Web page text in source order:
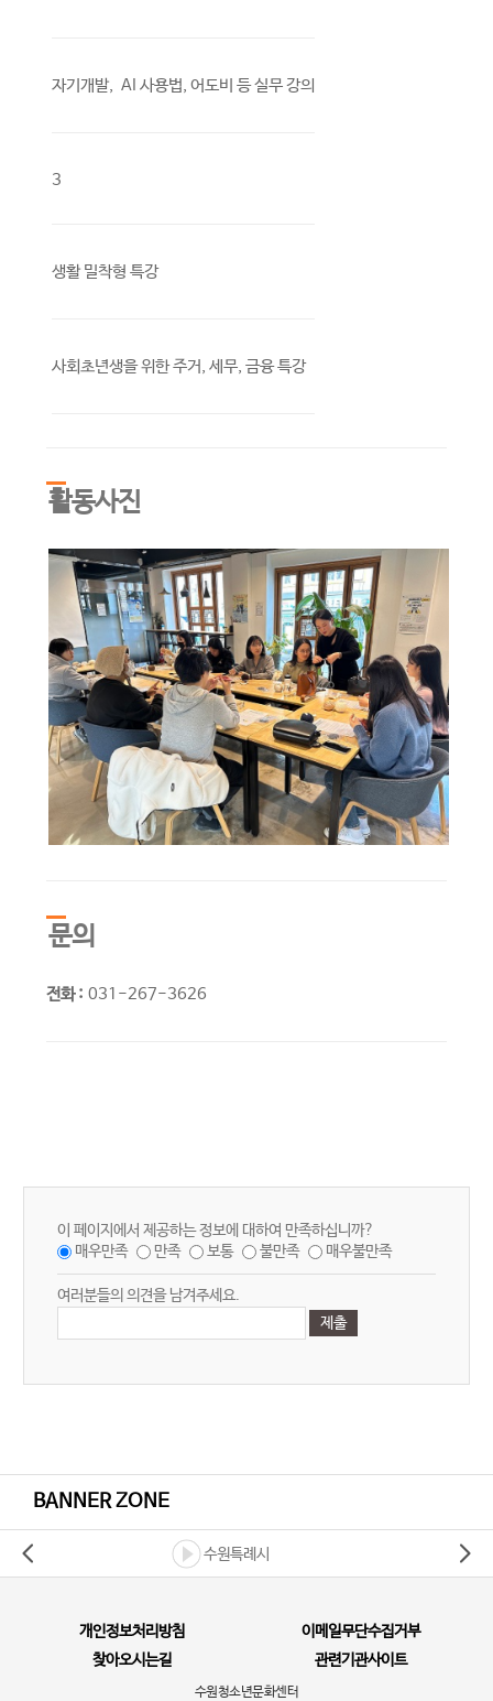
자기개발, AI 사용법, 어도비 등 실무 강의
3
생활 밀착형 특강
사회초년생을 위한 주거, 세무, 금융 특강
활동사진
문의
전화 : 031-267-3626
이 페이지에서 제공하는 정보에 대하여 만족하십니까?
매우만족
만족 보통 불만족 매우불만족
여러분들의 의견을 남겨주세요.
BANNER ZONE
수원특례시
개인정보처리방침
이메일무단수집거부
찾아오시는길
관련기관사이트
수원청소년문화센터